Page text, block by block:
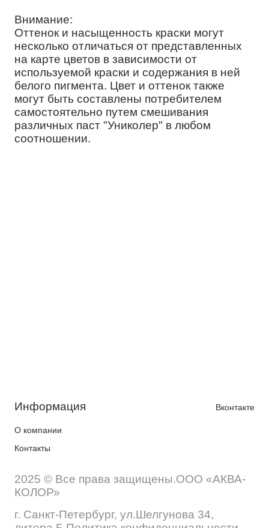
Внимание:
Оттенок и насыщенность краски могут
несколько отличаться от представленных
на карте цветов в зависимости от
используемой краски и содержания в ней
белого пигмента. Цвет и оттенок также
могут быть составлены потребителем
самостоятельно путем смешивания
различных паст "Униколер" в любом
соотношении.
Информация
О компании
Контакты
Вконтакте
2025 © Все права защищены.ООО «АКВА-
КОЛОР»
г. Санкт-Петербург, ул.Шелгунова 34,